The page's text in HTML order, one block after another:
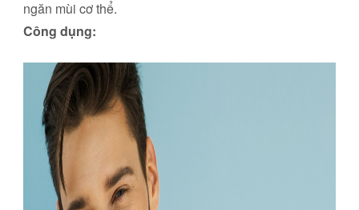
ngăn mùi cơ thể.
Công dụng: